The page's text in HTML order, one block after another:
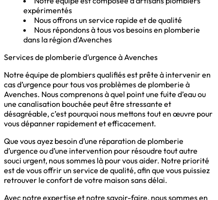
expérimentés
Nous offrons un service rapide et de qualité
Nous répondons à tous vos besoins en plomberie
dans la région d’Avenches
Services de plomberie d’urgence à Avenches
Notre équipe de plombiers qualifiés est prête à intervenir en
cas d’urgence pour tous vos problèmes de plomberie à
Avenches. Nous comprenons à quel point une fuite d’eau ou
une canalisation bouchée peut être stressante et
désagréable, c’est pourquoi nous mettons tout en œuvre pour
vous dépanner rapidement et efficacement.
Que vous ayez besoin d’une réparation de plomberie
d’urgence ou d’une intervention pour résoudre tout autre
souci urgent, nous sommes là pour vous aider. Notre priorité
est de vous offrir un service de qualité, afin que vous puissiez
retrouver le confort de votre maison sans délai.
Avec notre expertise et notre savoir-faire, nous sommes en